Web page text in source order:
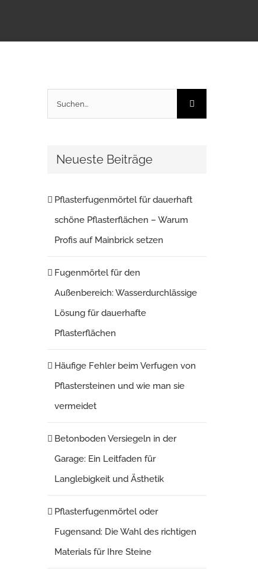
Suche
nach:
Neueste Beiträge
Pflasterfugenmörtel für dauerhaft
schöne Pflasterflächen – Warum
Profis auf Mainbrick setzen
Fugenmörtel für den
Außenbereich: Wasserdurchlässige
Lösung für dauerhafte
Pflasterflächen
Häufige Fehler beim Verfugen von
Pflastersteinen und wie man sie
vermeidet
Betonboden Versiegeln in der
Garage: Ein Leitfaden für
Langlebigkeit und Ästhetik
Pflasterfugenmörtel oder
Fugensand: Die Wahl des richtigen
Materials für Ihre Steine